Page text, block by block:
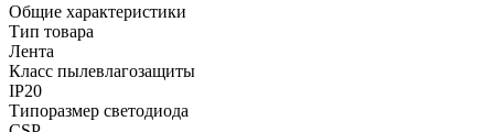
Общие характеристики
Тип товара
Лента
Класс пылевлагозащиты
IP20
Типоразмер светодиода